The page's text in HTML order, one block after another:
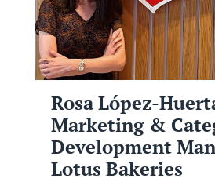
Rosa López-
Marketing &
Development
Lotus Bakeries